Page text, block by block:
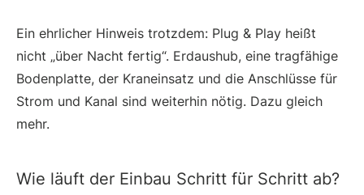
Ein ehrlicher Hinweis trotzdem: Plug & Play heißt
nicht „über Nacht fertig“. Erdaushub, eine tragfähige
Bodenplatte, der Kraneinsatz und die Anschlüsse für
Strom und Kanal sind weiterhin nötig. Dazu gleich
mehr.
Wie läuft der Einbau Schritt für Schritt ab?